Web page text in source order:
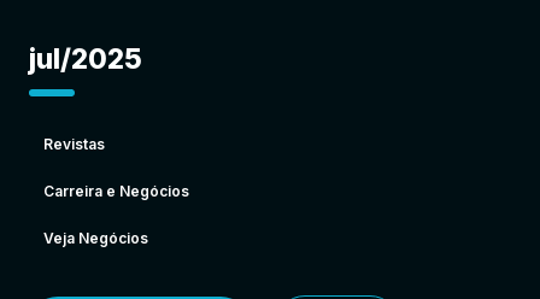
jul/2025
Revistas
Carreira e Negócios
Veja Negócios